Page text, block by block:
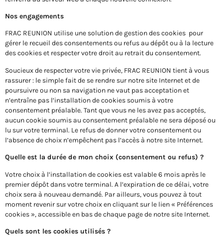
Nos engagements
FRAC REUNION utilise une solution de gestion des cookies pour
gérer le recueil des consentements ou refus au dépôt ou à la lecture
des cookies et respecter votre droit au retrait du consentement.
Soucieux de respecter votre vie privée, FRAC REUNION tient à vous
rassurer : le simple fait de se rendre sur notre site Internet et de
poursuivre ou non sa navigation ne vaut pas acceptation et
n’entraîne pas l’installation de cookies soumis à votre
consentement préalable. Tant que vous ne les avez pas acceptés,
aucun cookie soumis au consentement préalable ne sera déposé ou
lu sur votre terminal. Le refus de donner votre consentement ou
l’absence de choix n’empêchent pas l’accès à notre site Internet.
Quelle est la durée de mon choix (consentement ou refus) ?
Votre choix à l’installation de cookies est valable 6 mois après le
premier dépôt dans votre terminal. A l’expiration de ce délai, votre
choix sera à nouveau demandé. Par ailleurs, vous pouvez à tout
moment revenir sur votre choix en cliquant sur le lien « Préférences
cookies », accessible en bas de chaque page de notre site Internet.
Quels sont les cookies utilisés ?